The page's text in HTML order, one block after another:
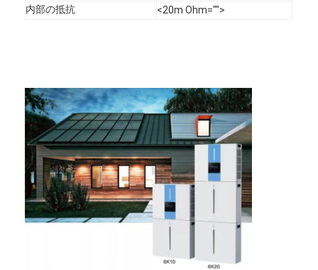
内部の抵抗
<20m Ohm="">